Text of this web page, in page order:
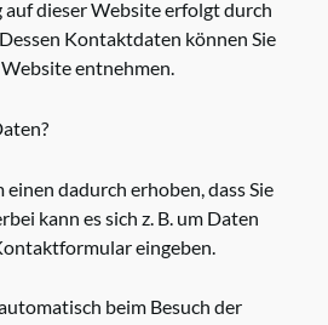
dieser Website erfolgt durch
Kontaktdaten können Sie
entnehmen.
dadurch erhoben, dass Sie
kann es sich z. B. um Daten
eingeben.
beim Besuch der